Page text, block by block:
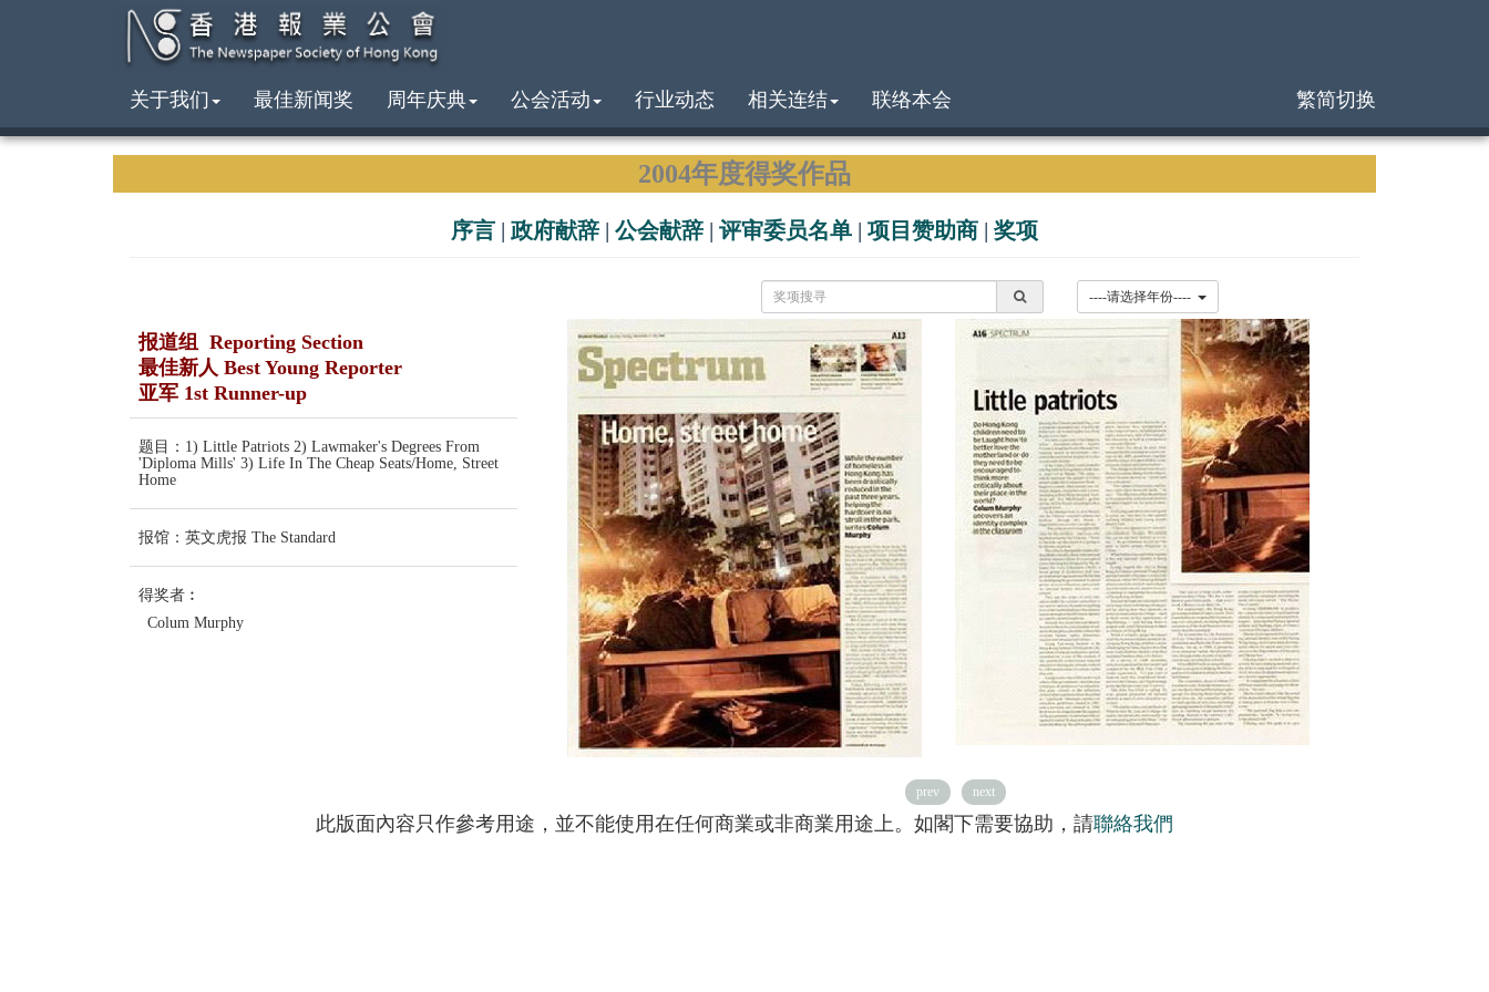
关于我们 最佳新闻奖 周年庆典 公会活动 行业动态 相关连结 联络本会 繁简切换
2004年度得奖作品
序言 | 政府献辞 | 公会献辞 | 评审委员名单 | 项目赞助商 | 奖项
报道组 Reporting Section
最佳新人 Best Young Reporter
亚军 1st Runner-up
题目：1) Little Patriots 2) Lawmaker's Degrees From
'Diploma Mills' 3) Life In The Cheap Seats/Home, Street
Home
报馆：英文虎报 The Standard
得奖者︰
Colum Murphy
prev next
此版面內容只作參考用途，並不能使用在任何商業或非商業用途上。如閣下需要協助，請聯絡我們